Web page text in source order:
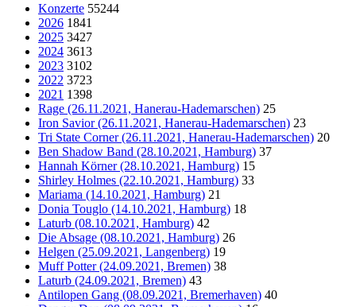
Konzerte 55244
2026 1841
2025 3427
2024 3613
2023 3102
2022 3723
2021 1398
Rage (26.11.2021, Hanerau-Hademarschen) 25
Iron Savior (26.11.2021, Hanerau-Hademarschen) 23
Tri State Corner (26.11.2021, Hanerau-Hademarschen) 20
Ben Shadow Band (28.10.2021, Hamburg) 37
Hannah Körner (28.10.2021, Hamburg) 15
Shirley Holmes (22.10.2021, Hamburg) 33
Mariama (14.10.2021, Hamburg) 21
Donia Touglo (14.10.2021, Hamburg) 18
Laturb (08.10.2021, Hamburg) 42
Die Absage (08.10.2021, Hamburg) 26
Helgen (25.09.2021, Langenberg) 19
Muff Potter (24.09.2021, Bremen) 38
Laturb (24.09.2021, Bremen) 43
Antilopen Gang (08.09.2021, Bremerhaven) 40